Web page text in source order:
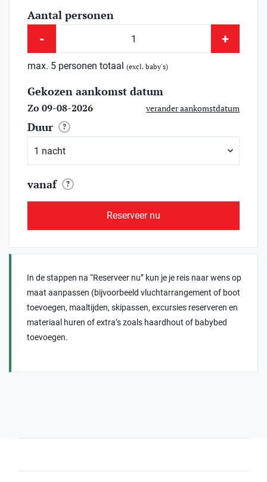
Aantal personen
- +
max. 5 personen totaal (excl. baby's)
Gekozen aankomst datum
Zo 09-08-2026 verander aankomstdatum
Duur ?
vanaf ?
Reserveer nu
In de stappen na “Reserveer nu” kun je je reis naar wens op
maat aanpassen (bijvoorbeeld vluchtarrangement of boot
toevoegen, maaltijden, skipassen, excursies reserveren en
materiaal huren of extra’s zoals haardhout of babybed
toevoegen.